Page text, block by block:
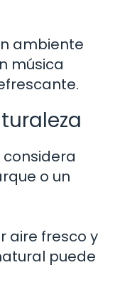
ambiente
música
o un
aire fresco y
puede